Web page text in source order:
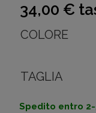
34,00 €
COLORE
TAGLIA
Spedito entro